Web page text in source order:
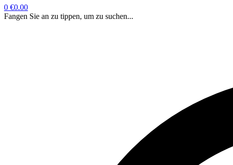
0 €0.00
Fangen Sie an zu tippen, um zu suchen...